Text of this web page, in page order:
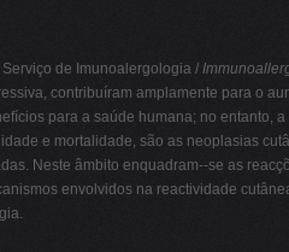
de Imunoalergologia /
contribuíram amplamente para o
para a saúde humana; no entanto,
e mortalidade, são as neoplasias
Neste âmbito enquadram--se as
envolvidos na reactividade